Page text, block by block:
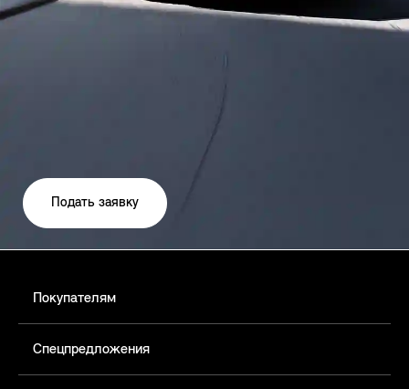
Подать заявку
Покупателям
Спецпредложения